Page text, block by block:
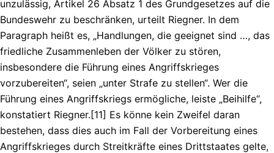
unzulässig, Artikel 26 Absatz 1 des Grundgesetzes auf die
Bundeswehr zu beschränken, urteilt Riegner. In dem
Paragraph heißt es, „Handlungen, die geeignet sind …, das
friedliche Zusammenleben der Völker zu stören,
insbesondere die Führung eines Angriffskrieges
vorzubereiten“, seien „unter Strafe zu stellen“. Wer die
Führung eines Angriffskriegs ermögliche, leiste „Beihilfe“,
konstatiert Riegner.[11] Es könne kein Zweifel daran
bestehen, dass dies auch im Fall der Vorbereitung eines
Angriffskrieges durch Streitkräfte eines Drittstaates gelte,